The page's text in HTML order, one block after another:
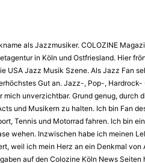
als Jazzmusiker. COLOZINE
in Köln und Ostfriesland. Hier
USA Jazz Musik Szene. Als Jazz Fan
Gut an. Jazz-, Pop-, Hardrock-
mich unverzichtbar. Grund genug, durch
und Musikern zu halten. Ich bin Fan
Tennis und Motorrad fahren. Ich bin
wehen. Inzwischen habe ich meinen
weil ich mein Herz an ein Denkmal von
auf den Colozine Köln News